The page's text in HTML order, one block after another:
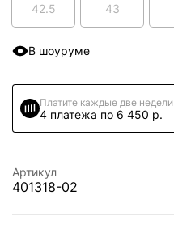
42.5 43
В шоуруме
Платите каждые две недели
4 платежа по 6 450 р.
Артикул
401318-02